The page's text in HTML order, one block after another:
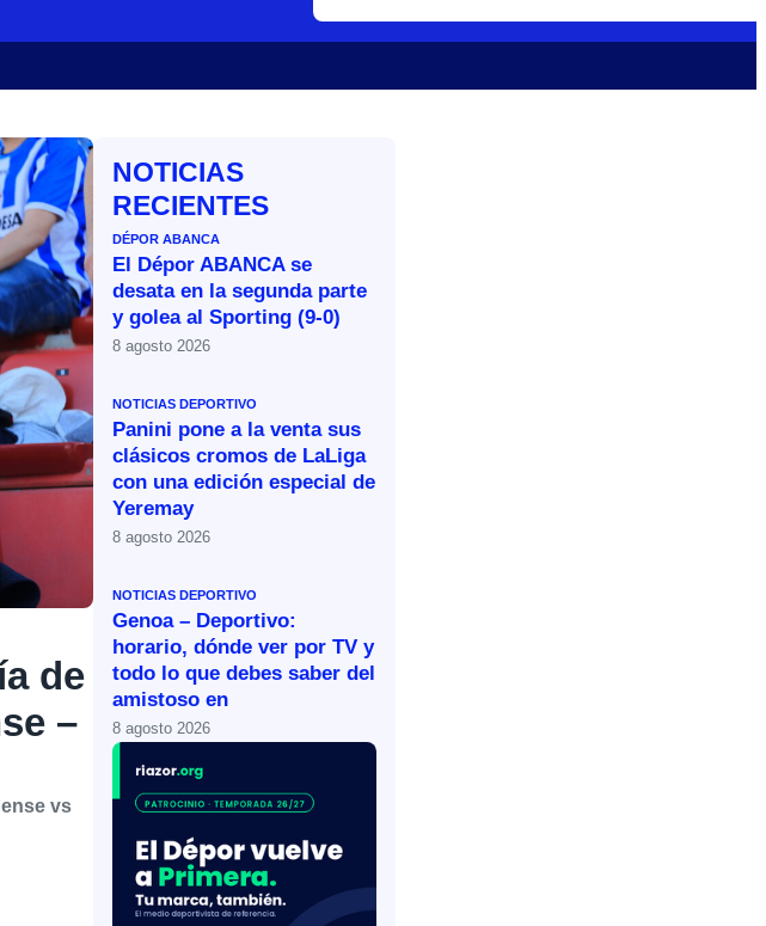
de
–
vs
NOTICIAS
RECIENTES
DÉPOR ABANCA
El Dépor ABANCA se
desata en la segunda parte
y golea al Sporting (9-0)
8 agosto 2026
NOTICIAS DEPORTIVO
Panini pone a la venta sus
clásicos cromos de LaLiga
con una edición especial de
Yeremay
8 agosto 2026
NOTICIAS DEPORTIVO
Genoa – Deportivo:
horario, dónde ver por TV y
todo lo que debes saber del
amistoso en
8 agosto 2026